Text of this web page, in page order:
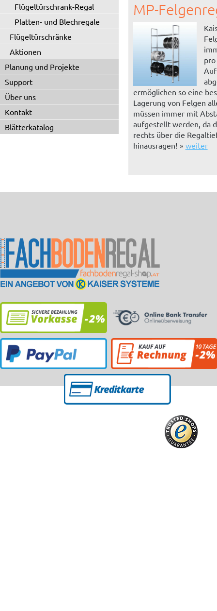
Flügeltürschrank-Regal
Platten- und Blechregale
Flügeltürschränke
Aktionen
Planung und Projekte
Support
Über uns
Kontakt
Blätterkatalog
MP-
ermöglichen so eine
Lagerung von Felgen
müssen immer mit
aufgestellt werden, da
rechts über die
hinausragen!
weiter